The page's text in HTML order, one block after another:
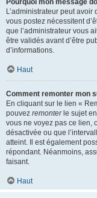
Pourquoi mon message
L’administrateur peut
vous postez nécessitent
que l’administrateur vous
être validés avant d’être
d’informations.
Haut
Comment remonter mon
En cliquant sur le lien «
pouvez remonterle sujet
vous ne voyez pas ce lien,
désactivée ou que
atteint. Il est également
répondant. Néanmoins,
faisant.
Haut